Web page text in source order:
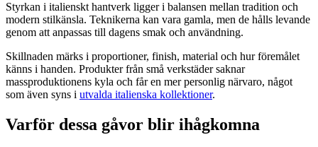
Styrkan i italienskt hantverk ligger i balansen mellan tradition och
modern stilkänsla. Teknikerna kan vara gamla, men de hålls levande
genom att anpassas till dagens smak och användning.
Skillnaden märks i proportioner, finish, material och hur föremålet
känns i handen. Produkter från små verkstäder saknar
massproduktionens kyla och får en mer personlig närvaro, något
som även syns i utvalda italienska kollektioner.
Varför dessa gåvor blir ihågkomna